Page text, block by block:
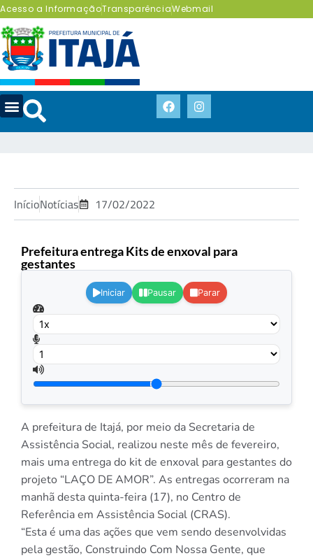
Acesso a InformaçãoTransparênciaWebmail
InícioNotícias 17/02/2022
Prefeitura entrega Kits de enxoval para
gestantes
Iniciar Pausar Parar
A prefeitura de Itajá, por meio da Secretaria de
Assistência Social, realizou neste mês de fevereiro,
mais uma entrega do kit de enxoval para gestantes do
projeto “LAÇO DE AMOR”. As entregas ocorreram na
manhã desta quinta-feira (17), no Centro de
Referência em Assistência Social (CRAS).
“Esta é uma das ações que vem sendo desenvolvidas
pela gestão, Construindo Com Nossa Gente, que